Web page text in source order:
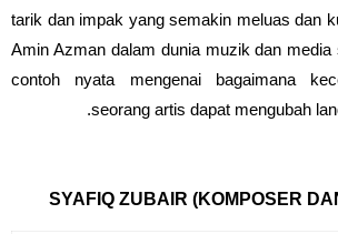
tarik dan impak yang semakin meluas dan
Amin Azman dalam dunia muzik dan media
contoh nyata mengenai bagaimana
seorang artis dapat mengubah
SYAFIQ ZUBAIR (KOMPOSER